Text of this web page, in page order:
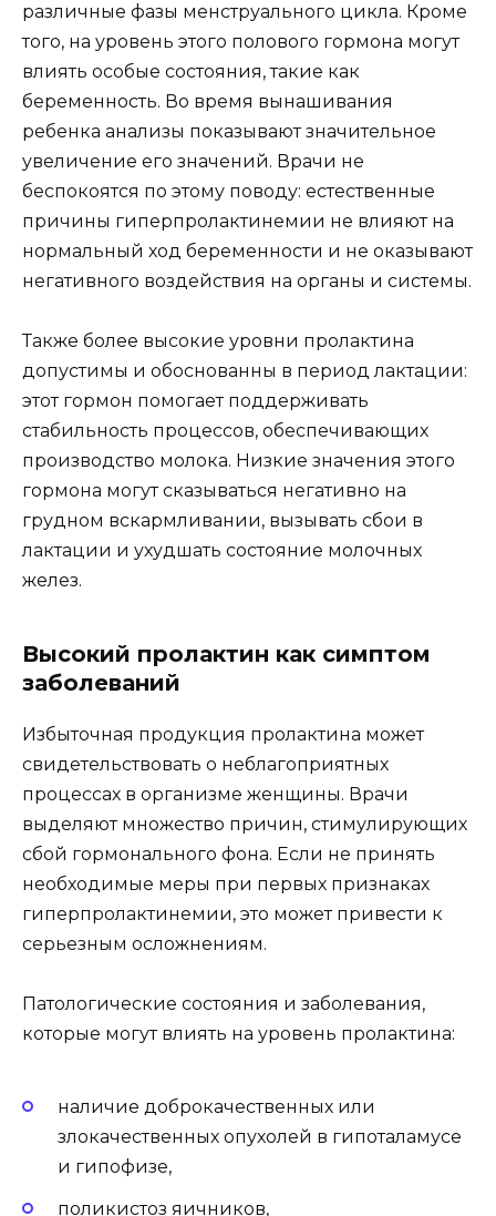
различные фазы менструального цикла. Кроме
того, на уровень этого полового гормона могут
влиять особые состояния, такие как
беременность. Во время вынашивания
ребенка анализы показывают значительное
увеличение его значений. Врачи не
беспокоятся по этому поводу: естественные
причины гиперпролактинемии не влияют на
нормальный ход беременности и не оказывают
негативного воздействия на органы и системы.
Также более высокие уровни пролактина
допустимы и обоснованны в период лактации:
этот гормон помогает поддерживать
стабильность процессов, обеспечивающих
производство молока. Низкие значения этого
гормона могут сказываться негативно на
грудном вскармливании, вызывать сбои в
лактации и ухудшать состояние молочных
желез.
Высокий пролактин как симптом
заболеваний
Избыточная продукция пролактина может
свидетельствовать о неблагоприятных
процессах в организме женщины. Врачи
выделяют множество причин, стимулирующих
сбой гормонального фона. Если не принять
необходимые меры при первых признаках
гиперпролактинемии, это может привести к
серьезным осложнениям.
Патологические состояния и заболевания,
которые могут влиять на уровень пролактина:
наличие доброкачественных или
злокачественных опухолей в гипоталамусе
и гипофизе,
поликистоз яичников,